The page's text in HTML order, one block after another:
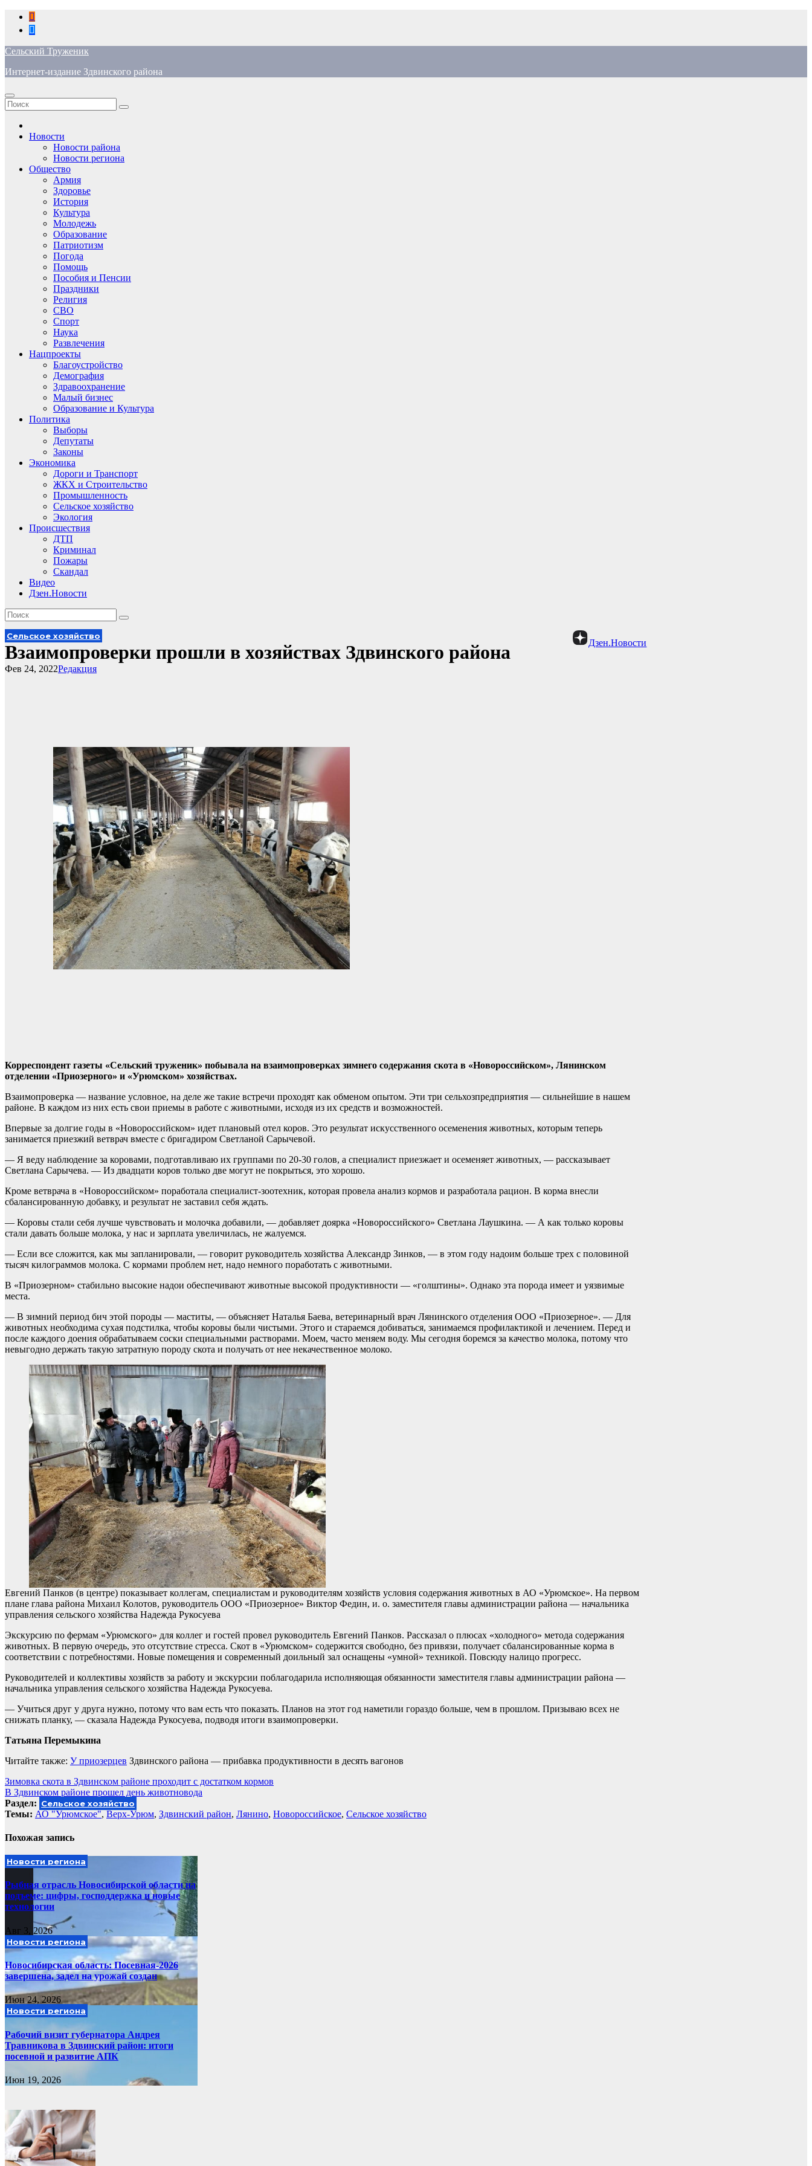
Перейти
содержимому
Сельский Труженик
Интернет-издание Здвинского района
Новости
Новости района
Новости региона
Общество
Армия
Здоровье
История
Культура
Молодежь
Образование
Патриотизм
Погода
Помощь
Пособия и Пенсии
Праздники
Религия
СВО
Спорт
Наука
Развлечения
Нацпроекты
Благоустройство
Демография
Здравоохранение
Малый бизнес
Образование и Культура
Политика
Выборы
Депутаты
Законы
Экономика
Дороги и Транспорт
ЖКХ и Строительство
Промышленность
Сельское хозяйство
Экология
Происшествия
ДТП
Криминал
Пожары
Скандал
Видео
Дзен.Новости
Дзен.Новости
Сельское хозяйство
Взаимопроверки прошли в хозяйствах Здвинского района
Редакция
Фев 24, 2022
Корреспондент газеты «Сельский труженик» побывала на взаимопроверках зимнего содержания скота в «Новороссийском», Лянинском
отделении «Приозерного» и «Урюмском» хозяйствах.
Взаимопроверка — название условное, на деле же такие встречи проходят как обменом опытом. Эти три сельхозпредприятия — сильнейшие в нашем
районе. В каждом из них есть свои приемы в работе с животными, исходя из их средств и возможностей.
Впервые за долгие годы в «Новороссийском» идет плановый отел коров. Это результат искусственного осеменения животных, которым теперь
занимается приезжий ветврач вместе с бригадиром Светланой Сарычевой.
— Я веду наблюдение за коровами, подготавливаю их группами по 20-30 голов, а специалист приезжает и осеменяет животных, — рассказывает
Светлана Сарычева. — Из двадцати коров только две могут не покрыться, это хорошо.
Кроме ветврача в «Новороссийском» поработала специалист-зоотехник, которая провела анализ кормов и разработала рацион. В корма внесли
сбалансированную добавку, и результат не заставил себя ждать.
— Коровы стали себя лучше чувствовать и молочка добавили, — добавляет доярка «Новороссийского» Светлана Лаушкина. — А как только коровы
стали давать больше молока, у нас и зарплата увеличилась, не жалуемся.
— Если все сложится, как мы запланировали, — говорит руководитель хозяйства Александр Зинков, — в этом году надоим больше трех с половиной
тысяч килограммов молока. С кормами проблем нет, надо немного поработать с животными.
В «Приозерном» стабильно высокие надои обеспечивают животные высокой продуктивности — «голштины». Однако эта порода имеет и уязвимые
места.
— В зимний период бич этой породы — маститы, — объясняет Наталья Баева, ветеринарный врач Лянинского отделения ООО «Приозерное». — Для
животных необходима сухая подстилка, чтобы коровы были чистыми. Этого и стараемся добиваться, занимаемся профилактикой и лечением. Перед и
после каждого доения обрабатываем соски специальными растворами. Моем, часто меняем воду. Мы сегодня боремся за качество молока, потому что
невыгодно держать такую затратную породу скота и получать от нее некачественное молоко.
Евгений Панков (в центре) показывает коллегам, специалистам и руководителям хозяйств условия содержания животных в АО «Урюмское». На первом
плане глава района Михаил Колотов, руководитель ООО «Приозерное» Виктор Федин, и. о. заместителя главы администрации района — начальника
управления сельского хозяйства Надежда Рукосуева
Экскурсию по фермам «Урюмского» для коллег и гостей провел руководитель Евгений Панков. Рассказал о плюсах «холодного» метода содержания
животных. В первую очередь, это отсутствие стресса. Скот в «Урюмском» содержится свободно, без привязи, получает сбалансированные корма в
соответствии с потребностями. Новые помещения и современный доильный зал оснащены «умной» техникой. Повсюду налицо прогресс.
Руководителей и коллективы хозяйств за работу и экскурсии поблагодарила исполняющая обязанности заместителя главы администрации района —
начальника управления сельского хозяйства Надежда Рукосуева.
— Учиться друг у друга нужно, потому что вам есть что показать. Планов на этот год наметили гораздо больше, чем в прошлом. Призываю всех не
снижать планку, — сказала Надежда Рукосуева, подводя итоги взаимопроверки.
Татьяна Перемыкина
Читайте также: У приозерцев Здвинского района — прибавка продуктивности в десять вагонов
Навигация
по
записям
Зимовка скота в Здвинском районе проходит с достатком кормов
В Здвинском районе прошел день животновода
Раздел: Сельское хозяйство
Темы: АО "Урюмское", Верх-Урюм, Здвинский район, Лянино, Новороссийское, Сельское хозяйство
Похожая запись
Новости региона
Рыбная отрасль Новосибирской области на
подъеме: цифры, господдержка и новые
технологии
Авг 3, 2026
Новости региона
Новосибирская область: Посевная-2026
завершена, задел на урожай создан
Июн 24, 2026
Новости региона
Рабочий визит губернатора Андрея
Травникова в Здвинский район: итоги
посевной и развитие АПК
Июн 19, 2026